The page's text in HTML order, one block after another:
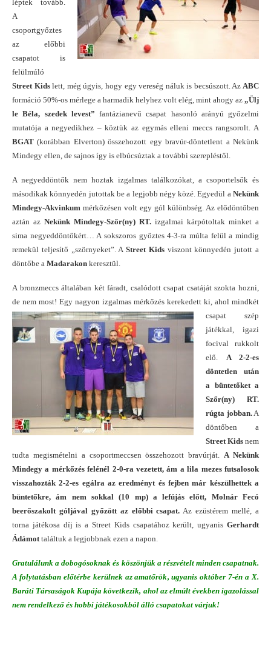
léptek tovább.
A
csoportgyőztes
az előbbi
csapatot is
felülmúló
Street Kidslett, még úgyis, hogy egy vereség náluk is becsúszott. Az ABC
formáció 50%-os mérlege a harmadik helyhez volt elég, mint ahogy az „Ülj
le Béla, szedek levest” fantázianevű csapat hasonló arányú győzelmi
mutatója a negyedikhez – köztük az egymás elleni meccs rangsorolt. A
BGAT (korábban Elverton) összehozott egy bravúr-döntetlent a Nekünk
Mindegy ellen, de sajnos így is elbúcsúztak a további szerepléstől.
A negyeddöntők nem hoztak izgalmas találkozókat, a csoportelsők és
másodikak könnyedén jutottak be a legjobb négy közé. Egyedül a Nekünk
Mindegy-Akvinkum mérkőzésen volt egy gól különbség. Az elődöntőben
aztán az Nekünk Mindegy-Szőr(ny) RT. izgalmai kárpótoltak minket a
sima negyeddöntőkért… A sokszoros győztes 4-3-ra múlta felül a mindig
remekül teljesítő „szörnyeket”. AStreet Kidsviszont könnyedén jutott a
döntőbe a Madarakon keresztül.
A bronzmeccs általában két fáradt, csalódott csapat csatáját szokta hozni,
de nem most! Egy nagyon izgalmas mérkőzés kerekedett ki, ahol mindkét
csapat szép
játékkal, igazi
focival rukkolt
elő. A 2-2-es
döntetlen után
a büntetőket a
Szőr(ny) RT.
rúgta jobban.A
döntőben a
Street Kids nem
tudta megismételni a csoportmeccsen összehozott bravúrját.A Nekünk
Mindegy a mérkőzés felénél 2-0-ra vezetett, ám a lila mezes futsalosok
visszahozták 2-2-es egálra az eredményt és fejben már készülhettek a
büntetőkre, ám nem sokkal (10 mp) a lefújás előtt, Molnár Fecó
beerőszakolt góljával győzött az előbbi csapat. Az ezüstérem mellé, a
torna játékosa díj is a Street Kids csapatához került, ugyanis Gerhardt
Ádámottaláltuk a legjobbnak ezen a napon.
Gratulálunk a dobogósoknak és köszönjük a részvételt minden csapatnak.
A folytatásban előtérbe kerülnek az amatőrök, ugyanis október 7-én a X.
Baráti Társaságok Kupája következik, ahol az elmúlt években igazolással
nem rendelkező és hobbi játékosokból álló csapatokat várjuk!